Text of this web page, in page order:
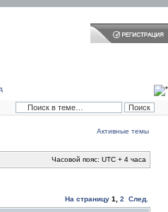
Активные темы
Часовой пояс: UTC + 4 часа
На страницу 1 2 След.